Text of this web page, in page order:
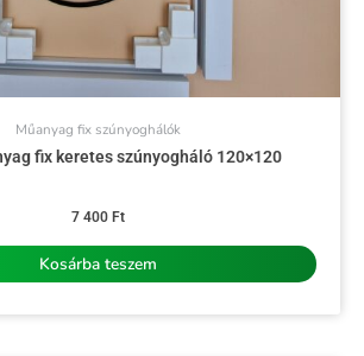
Műanyag fix szúnyoghálók
fix keretes szúnyogháló 120×120
7 400 Ft
Kosárba teszem